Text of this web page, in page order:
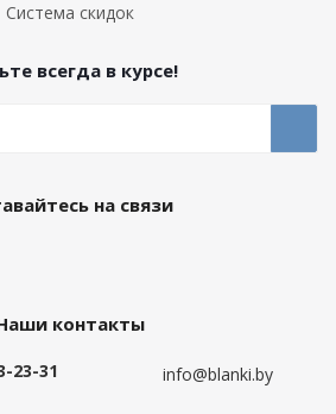
Система скидок
всегда в курсе!
на связи
контакты
23-31 info@blanki.by